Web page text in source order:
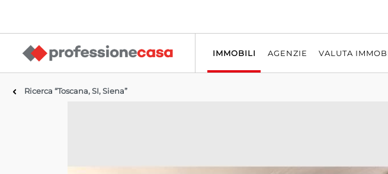
IMMOBILI AGENZIE VALUTA
Ricerca “Toscana, SI, Siena”